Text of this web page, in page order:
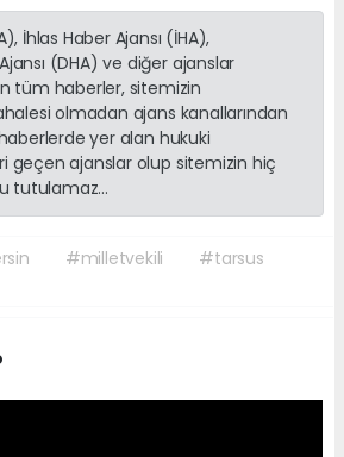
İhlas Haber Ajansı (İHA),
(DHA) ve diğer ajanslar
tüm haberler, sitemizin
olmadan ajans kanallarından
yer alan hukuki
geçen ajanslar olup sitemizin hiç
tutulamaz...
#milletvekili
#tarsus